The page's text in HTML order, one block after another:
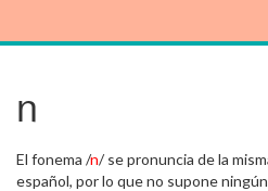
n
El fonema /n/ se pronuncia de la
español, por lo que no supone